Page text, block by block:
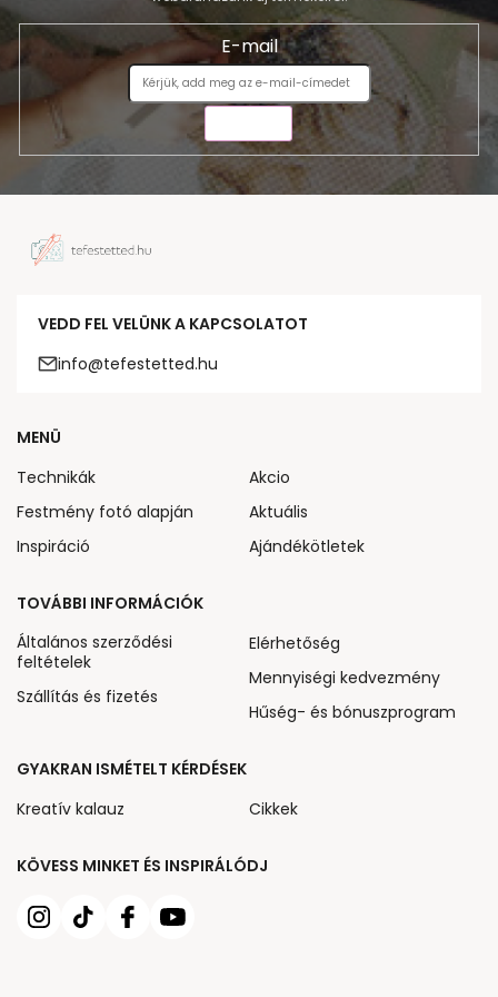
E-mail
VEDD FEL VELÜNK A KAPCSOLATOT
info@tefestetted.hu
KÖVESS MINKET ÉS INSPIRÁLÓDJ
MENÜ
Technikák
Festmény fotó alapján
Inspiráció
Akcio
Aktuális
Ajándékötletek
TOVÁBBI INFORMÁCIÓK
Általános szerződési
feltételek
Szállítás és fizetés
Elérhetőség
Mennyiségi kedvezmény
Hűség- és bónuszprogram
GYAKRAN ISMÉTELT KÉRDÉSEK
Kreatív kalauz
Cikkek